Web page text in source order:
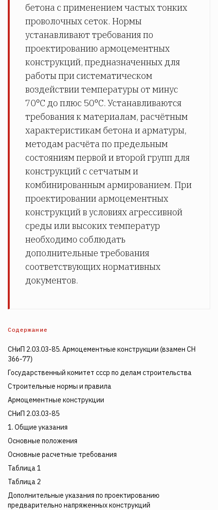
бетона с применением частых тонких
проволочных сеток. Нормы
устанавливают требования по
проектированию армоцементных
конструкций, предназначенных для
работы при систематическом
воздействии температуры от минус
70°С до плюс 50°С. Устанавливаются
требования к материалам, расчётным
характеристикам бетона и арматуры,
методам расчёта по предельным
состояниям первой и второй групп для
конструкций с сетчатым и
комбинированным армированием. При
проектировании армоцементных
конструкций в условиях агрессивной
среды или высоких температур
необходимо соблюдать
дополнительные требования
соответствующих нормативных
документов.
Содержание
СНиП 2.03.03-85. Армоцементные конструкции (взамен СН
366-77)
Государственный комитет ссср по делам строительства
Строительные нормы и правила
Армоцементные конструкции
СНиП 2.03.03-85
1. Общие указания
Основные положения
Основные расчетные требования
Таблица 1
Таблица 2
Дополнительные указания по проектированию
предварительно напряженных конструкций